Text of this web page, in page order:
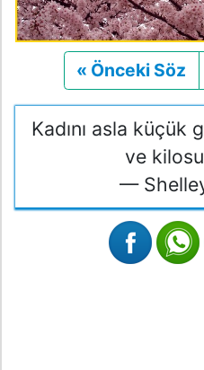
« Önceki Söz
Kadını asla küçük
ve kilosu
—